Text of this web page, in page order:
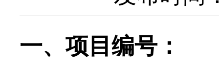
一、项目编号：